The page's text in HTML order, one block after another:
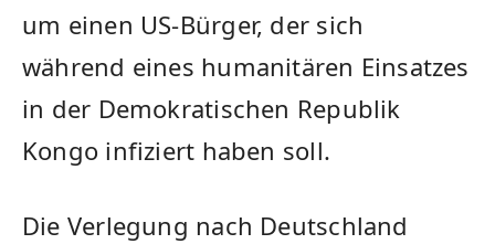
um einen US-Bürger, der sich
während eines humanitären Einsatzes
in der Demokratischen Republik
Kongo infiziert haben soll.
Die Verlegung nach Deutschland